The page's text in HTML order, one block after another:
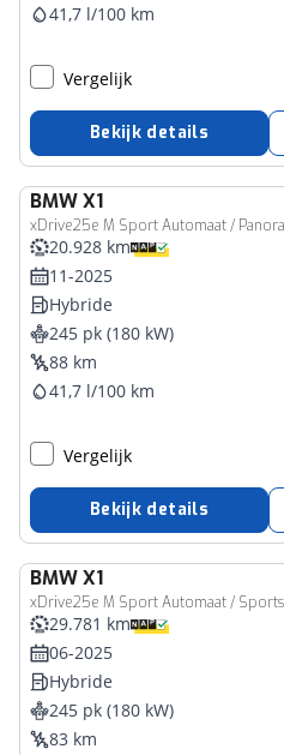
41,7 l/100 km
Vergelijk
Bekijk details
BMWX1
20.928 km
11-2025
Hybride
245 pk (180 kW)
88 km
41,7 l/100 km
Vergelijk
Bekijk details
BMWX1
29.781 km
06-2025
Hybride
245 pk (180 kW)
83 km